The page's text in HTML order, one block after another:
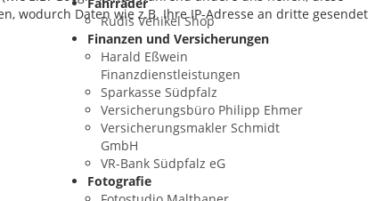
Rudis Vehikel Shop
Finanzen und Versicherungen
Harald Eßwein
Finanzdienstleistungen
Sparkasse Südpfalz
Versicherungsbüro Philipp Ehmer
Versicherungsmakler Schmidt
GmbH
VR-Bank Südpfalz eG
Fotografie
wodurch Daten wie z.B. Ihre IP-Adresse an dritte gesendet